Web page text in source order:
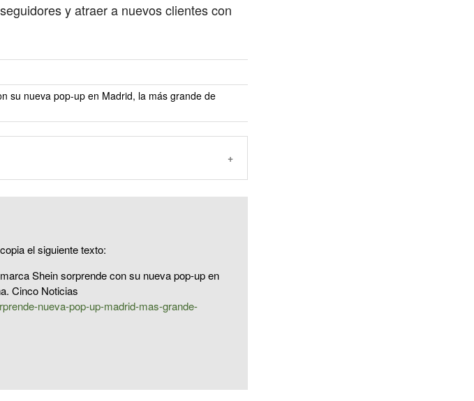
y atraer a nuevos clientes con
su nueva pop-up en Madrid, la más grande de
el siguiente texto:
Shein sorprende con su nueva pop-up en
Cinco Noticias
nueva-pop-up-madrid-mas-grande-